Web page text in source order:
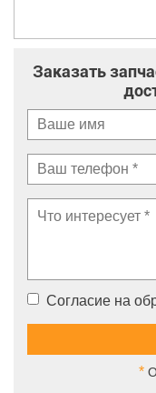
Заказать
Согласие на
*